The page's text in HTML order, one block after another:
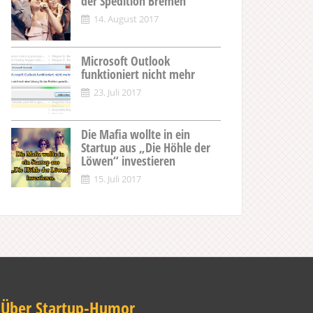
14. August 2017
Microsoft Outlook
funktioniert nicht mehr
23. Juli 2017
Die Mafia wollte in ein
Startup aus „Die Höhle der
Löwen“ investieren
15. Juli 2017
Über Startup-Humor